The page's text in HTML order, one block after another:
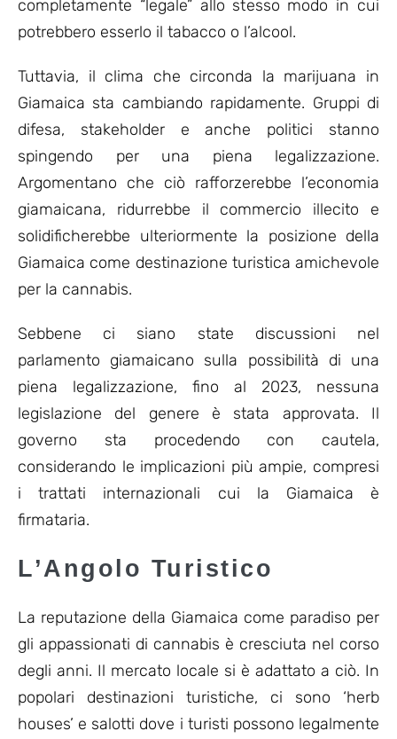
completamente “legale” allo stesso modo in cui
potrebbero esserlo il tabacco o l’alcool.
Tuttavia, il clima che circonda la marijuana in
Giamaica sta cambiando rapidamente. Gruppi di
difesa, stakeholder e anche politici stanno
spingendo per una piena legalizzazione.
Argomentano che ciò rafforzerebbe l’economia
giamaicana, ridurrebbe il commercio illecito e
solidificherebbe ulteriormente la posizione della
Giamaica come destinazione turistica amichevole
per la cannabis.
Sebbene ci siano state discussioni nel
parlamento giamaicano sulla possibilità di una
piena legalizzazione, fino al 2023, nessuna
legislazione del genere è stata approvata. Il
governo sta procedendo con cautela,
considerando le implicazioni più ampie, compresi
i trattati internazionali cui la Giamaica è
firmataria.
L’Angolo Turistico
La reputazione della Giamaica come paradiso per
gli appassionati di cannabis è cresciuta nel corso
degli anni. Il mercato locale si è adattato a ciò. In
popolari destinazioni turistiche, ci sono ‘herb
houses’ e salotti dove i turisti possono legalmente